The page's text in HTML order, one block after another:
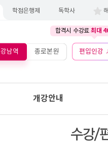
학점은행제 독학사
합격시 수강료 최대
강남역 종로본원 편입인강
개강안내